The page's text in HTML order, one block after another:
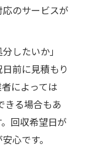
避する方法
予約のコ
をつける点
う？
ビス比較
らが便利？
軍配あり
のサービスが
したいか」
前に見積もり
によっては
きる場合もあ
回収希望日が
心です。